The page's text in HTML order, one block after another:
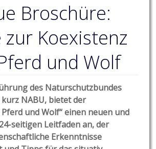
Broschüre:
zur Koexistenz
und Wolf
des Naturschutzbundes
NABU, bietet der
und Wolf“ einen neuen und
seitigen Leitfaden an, der
Erkenntnisse